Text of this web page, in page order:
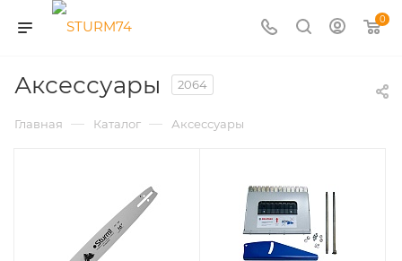
0
Аксессуары 2064
Главная — Каталог — Аксессуары